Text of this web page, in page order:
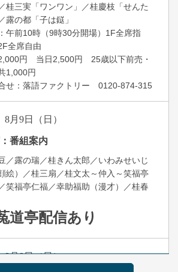
桂三実「ワンワン」／桂慶枝「せんた
露の都「子は鎹」
午前10時（9時30分開場）1F全席指
全席自由
円 当日2,500円 25歳以下前売・
1,000円
せ：落語ファクトリー 0120-874-315
8月9日（日）
番組案内
／露の瑞／桂きん太郎／いわみせいじ
顔絵）／桂三扇／桂文太～仲入～笑福亭
笑福亭仁福／幸助福助（漫才）／桂春
道亭配信あり
8月9日（日）